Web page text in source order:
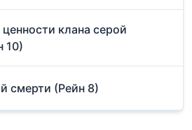
клана серой
10)
смерти (Рейн 8)